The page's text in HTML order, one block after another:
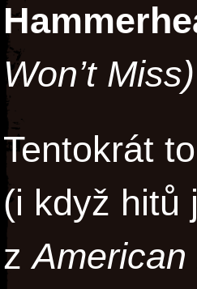
Won’t Miss)
Tentokrát
(i když hitů
z